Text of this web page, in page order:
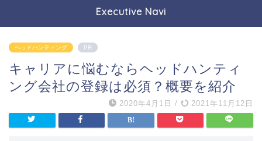
Executive Navi
ヘッドハンティング PR
キャリアに悩むならヘッドハンティ
ング会社の登録は必須？概要を紹介
2020年4月1日 / 2021年11月12日